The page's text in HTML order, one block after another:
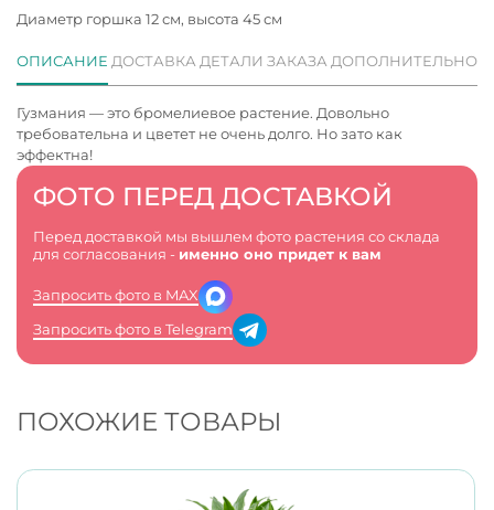
Диаметр горшка 12 см, высота 45 см
ФОТО ПЕРЕД ДОСТАВКОЙ
Перед доставкой мы вышлем фото растения со склада
для согласования - именно оно придет к вам
Запросить фото в MAX
Запросить фото в Telegram
ОПИСАНИЕ ДОСТАВКА ДЕТАЛИ ЗАКАЗА ДОПОЛНИТЕЛЬНО
Гузмания — это бромелиевое растение. Довольно
требовательна и цветет не очень долго. Но зато как
эффектна!
ПОХОЖИЕ ТОВАРЫ